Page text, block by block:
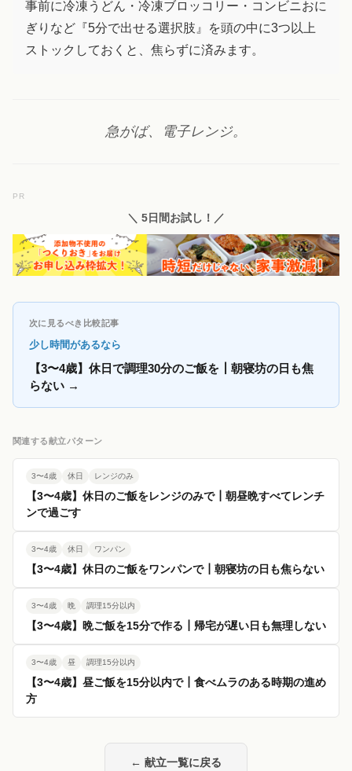
事前に冷凍うどん・冷凍ブロッコリー・コンビニおに
ぎりなど『5分で出せる選択肢』を頭の中に3つ以上
ストックしておくと、焦らずに済みます。
急がば、電子レンジ。
PR
＼ 5日間お試し！／
次に見るべき比較記事
少し時間があるなら
【3〜4歳】休日で調理30分のご飯を┃朝寝坊の日も焦
らない →
関連する献立パターン
3〜4歳 休日 レンジのみ
【3〜4歳】休日のご飯をレンジのみで┃朝昼晩すべてレンチ
ンで過ごす
3〜4歳 休日 ワンパン
【3〜4歳】休日のご飯をワンパンで┃朝寝坊の日も焦らない
3〜4歳 晩 調理15分以内
【3〜4歳】晩ご飯を15分で作る┃帰宅が遅い日も無理しない
3〜4歳 昼 調理15分以内
【3〜4歳】昼ご飯を15分以内で┃食べムラのある時期の進め
方
← 献立一覧に戻る